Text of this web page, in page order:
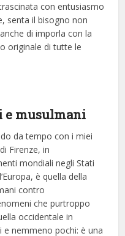
con entusiasmo
senta il bisogno non
di imporla con la
originale di tutte le
e musulmani
da tempo con i miei
Firenze, in
mondiali negli Stati
è quella della
contro
che purtroppo
occidentale in
nemmeno pochi: è una